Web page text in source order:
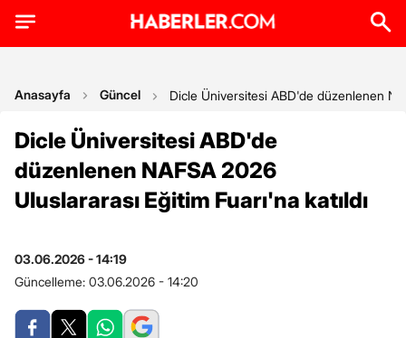
Anasayfa Güncel Dicle Üniversitesi ABD'de düzenlenen
Dicle Üniversitesi ABD'de
düzenlenen NAFSA 2026
Uluslararası Eğitim Fuarı'na katıldı
03.06.2026 - 14:19
Güncelleme: 03.06.2026 - 14:20